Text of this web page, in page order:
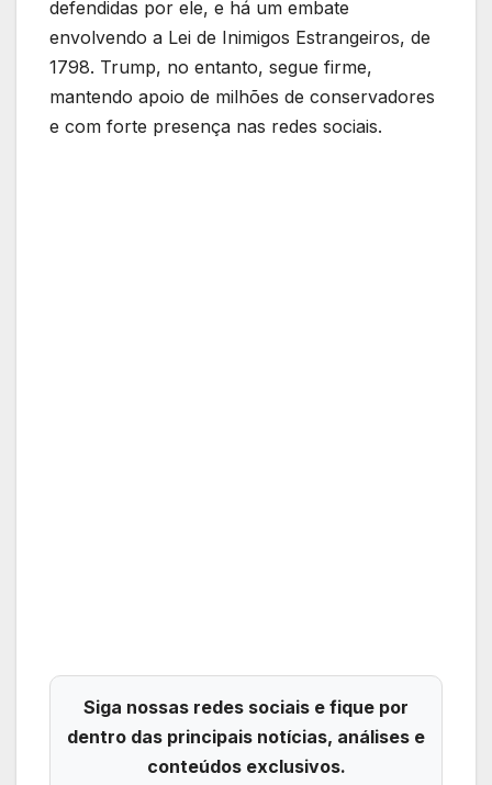
defendidas por ele, e há um embate
envolvendo a Lei de Inimigos Estrangeiros, de
1798. Trump, no entanto, segue firme,
mantendo apoio de milhões de conservadores
e com forte presença nas redes sociais.
Siga nossas redes sociais e fique por
dentro das principais notícias, análises e
conteúdos exclusivos.